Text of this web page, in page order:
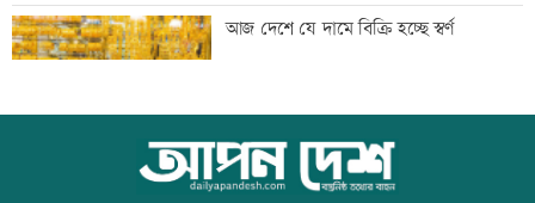
তরুণদের নেতৃত্বেই প্রযুক্তিনির্ভর উন্নয়ন হবে:
তথ্যপ্রযুক্তিমন্ত্রী
লক্ষ্মীপুর জেলা প্রশাসনের ১৪ কর্মকর্তা-
কর্মচারীর বিদায়ী সংবর্ধনা
আজ দেশে যে দামে বিক্রি হচ্ছে স্বর্ণ
আজ বিশ্ব বন্ধু দিবস